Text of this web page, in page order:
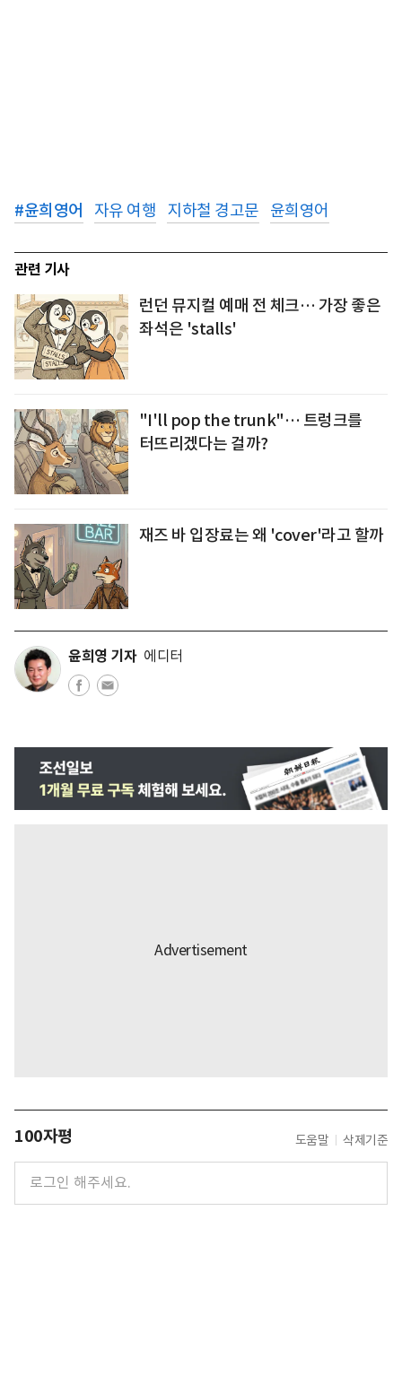
#윤희영어 자유 여행 지하철 경고문 윤희영어
관련 기사
런던 뮤지컬 예매 전 체크… 가장 좋은
좌석은 'stalls'
"I'll pop the trunk"… 트렁크를
터뜨리겠다는 걸까?
재즈 바 입장료는 왜 'cover'라고 할까
윤희영 기자 에디터
100자평 도움말 삭제기준